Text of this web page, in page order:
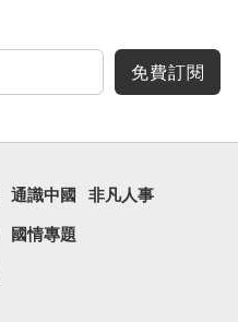
免費訂閱
通識中國 非凡人事
國情專題